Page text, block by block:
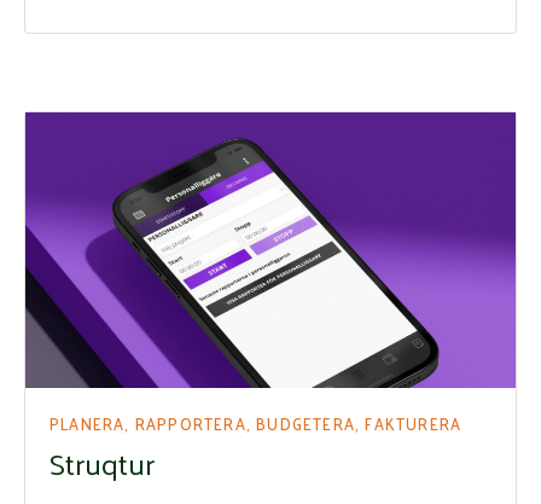
PLANERA, RAPPORTERA, BUDGETERA, FAKTURERA
Struqtur